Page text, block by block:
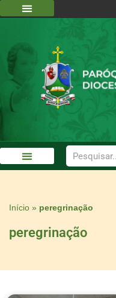
Início » peregrinação
peregrinação